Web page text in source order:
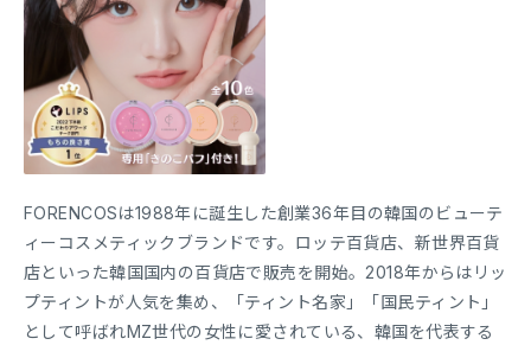
FORENCOSは1988年に誕生した創業36年目の韓国のビューテ
ィーコスメティックブランドです。ロッテ百貨店、新世界百貨
店といった韓国国内の百貨店で販売を開始。2018年からはリッ
プティントが人気を集め、「ティント名家」「国民ティント」
として呼ばれMZ世代の女性に愛されている、韓国を代表する